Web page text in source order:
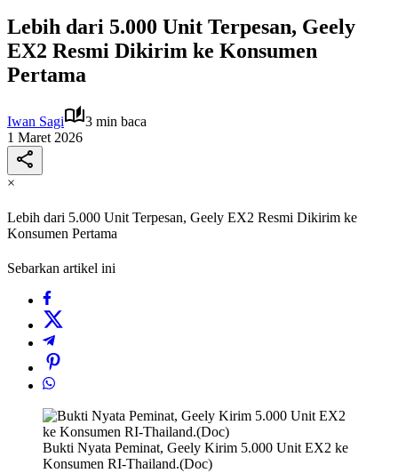
Lebih dari 5.000 Unit Terpesan, Geely
EX2 Resmi Dikirim ke Konsumen
Pertama
Iwan Sagi
3 min baca
1 Maret 2026
×
Lebih dari 5.000 Unit Terpesan, Geely EX2 Resmi Dikirim ke
Konsumen Pertama
Sebarkan artikel ini
Bukti Nyata Peminat, Geely Kirim 5.000 Unit EX2 ke
Konsumen RI-Thailand.(Doc)